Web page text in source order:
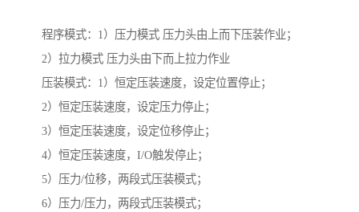
程序模式：1）压力模式 压力头由上而下压装作业；
2）拉力模式 压力头由下而上拉力作业
压装模式：1）恒定压装速度，设定位置停止；
2）恒定压装速度，设定压力停止；
3）恒定压装速度，设定位移停止；
4）恒定压装速度，I/O触发停止；
5）压力/位移，两段式压装模式；
6）压力/压力，两段式压装模式；